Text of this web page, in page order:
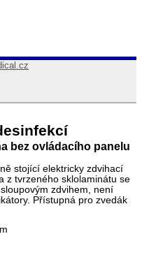
bez ovládacího panelu
stojící elektricky zdvihací
z tvrzeného sklolaminátu se
zdvihem, není
Přístupná pro zvedák